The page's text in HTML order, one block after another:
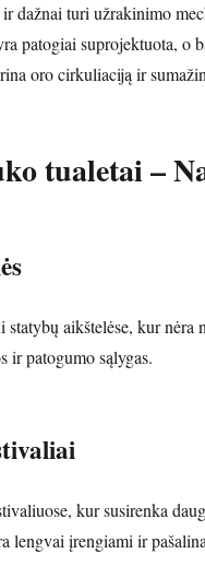
dažnai turi užrakinimo
patogiai suprojektuota, o
oro cirkuliaciją ir
tualetai –
aikštelėse, kur nėra
ir patogumo sąlygas.
kur susirenka
lengvai įrengiami ir